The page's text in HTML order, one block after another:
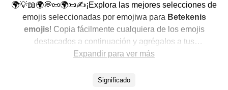
🌍💡📖🌍💭📜🌍📜✍️¡Explora las mejores selecciones de
emojis seleccionadas por emojiwa para Betekenis
emojis! Copia fácilmente cualquiera de los emojis
destacados a continuación y agrégalos a tus
conversaciones para un toque personalizado. Hemos
mostrando primero los más populares. ¿Buscas más?
Expandir para ver más
Significado